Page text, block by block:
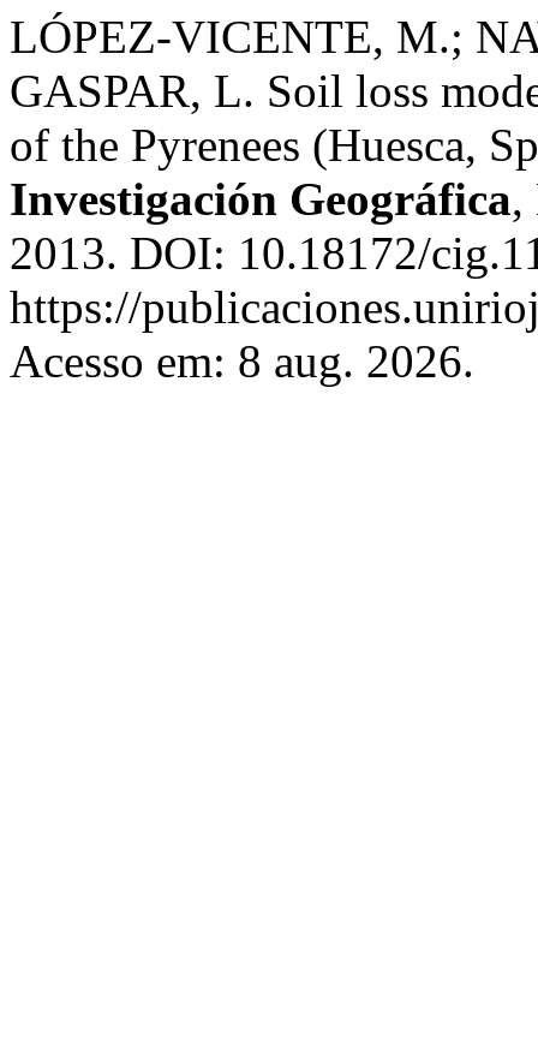
LÓPEZ-VICENTE, M.;
GASPAR, L. Soil loss
of the Pyrenees (Huesca,
Investigación Geográfica,
2013. DOI: 10.18172/
https://
Acesso em: 8 aug. 2026.